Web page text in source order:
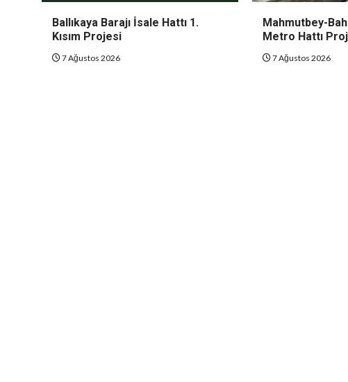
Ballıkaya Barajı İsale Hattı 1.
Kısım Projesi
7 Ağustos 2026
Mahmutbey-
Metro Hattı
7 Ağustos 2026